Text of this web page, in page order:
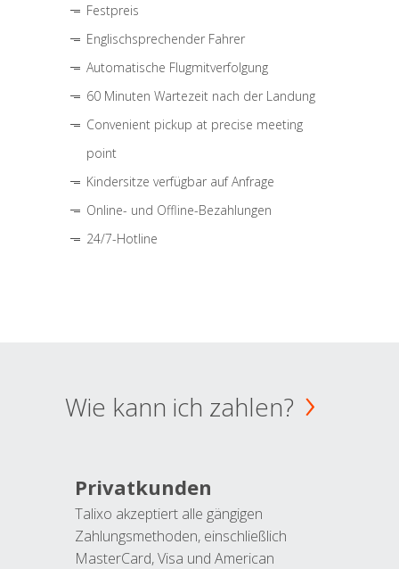
Festpreis
Englischsprechender Fahrer
Automatische Flugmitverfolgung
60 Minuten Wartezeit nach der Landung
Convenient pickup at precise meeting
point
Kindersitze verfügbar auf Anfrage
Online- und Offline-Bezahlungen
24/7-Hotline
Wie kann ich zahlen?
Privatkunden
Talixo akzeptiert alle gängigen
Zahlungsmethoden, einschließlich
MasterCard, Visa und American